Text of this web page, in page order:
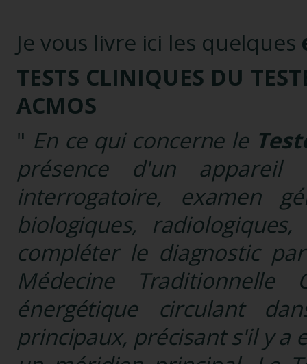
Je vous livre ici les quelques
TESTS CLINIQUES DU
ACMOS
" En ce qui concerne le
pré­sence d'un
interrogatoire, examen
biologiques,
compléter le diagnostic
Médecine Traditionnelle
énergétique circulant
principaux, précisant s'il y a